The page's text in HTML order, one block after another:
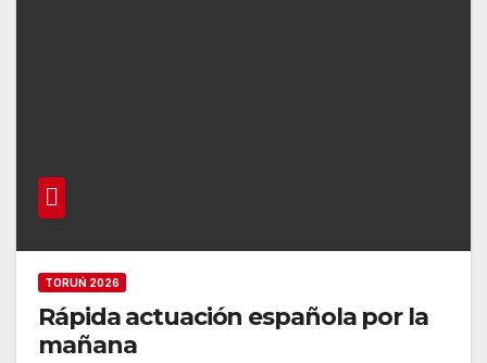
TORUŃ 2026
Rápida actuación española por la
mañana